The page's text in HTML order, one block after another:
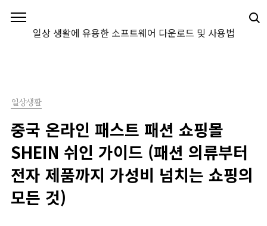
일상 생활에 유용한 소프트웨어 다운로드 및 사용법
일상생활
중국 온라인 패스트 패션 쇼핑몰
SHEIN 쉬인 가이드 (패션 의류부터
전자 제품까지 가성비 넘치는 쇼핑의
모든 것)